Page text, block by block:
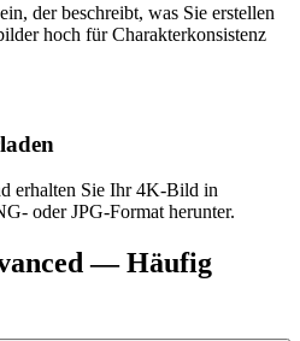
der beschreibt, was Sie erstellen
hoch für Charakterkonsistenz
erhalten Sie Ihr 4K-Bild in
oder JPG-Format herunter.
— Häufig